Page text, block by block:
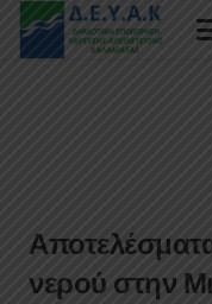
νερού στην